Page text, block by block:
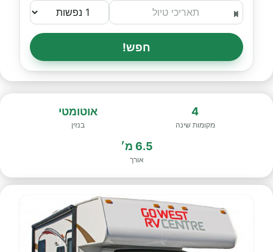
חפש!
4
מקומות שינה
אוטומטי
בנזין
6.5 מ׳
אורך